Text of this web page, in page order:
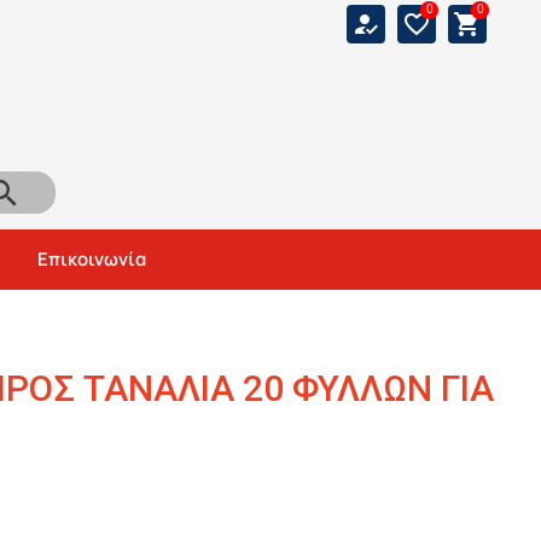
how_to_reg 0
favorite_border 0
shopping_cart
Αναζήτηση
Επικοινωνία
ΤΑΝΑΛΙΑ 20 ΦΥΛΛΩΝ ΓΙΑ